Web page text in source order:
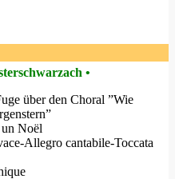
•
über den Choral ”Wie
Noël
Allegro cantabile-Toccata